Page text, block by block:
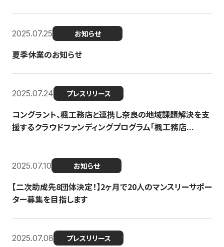
2025.07.25 お知らせ
夏季休業のお知らせ
2025.07.24 プレスリリース
コングラント、楓工務店と連携し奈良の地域課題解決を支
援するクラウドファンディングプログラム「楓工務店...
2025.07.10 お知らせ
【二次助成先8団体決定！】2ヶ月で20人のマンスリーサポー
ター募集を目指します
2025.07.08 プレスリリース